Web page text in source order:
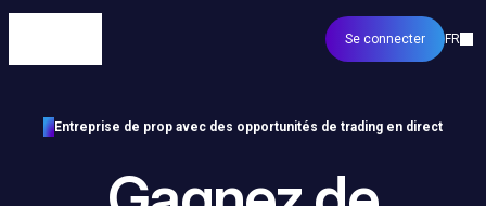
Se connecter FR
Entreprise de prop avec des opportunités de trading en direct